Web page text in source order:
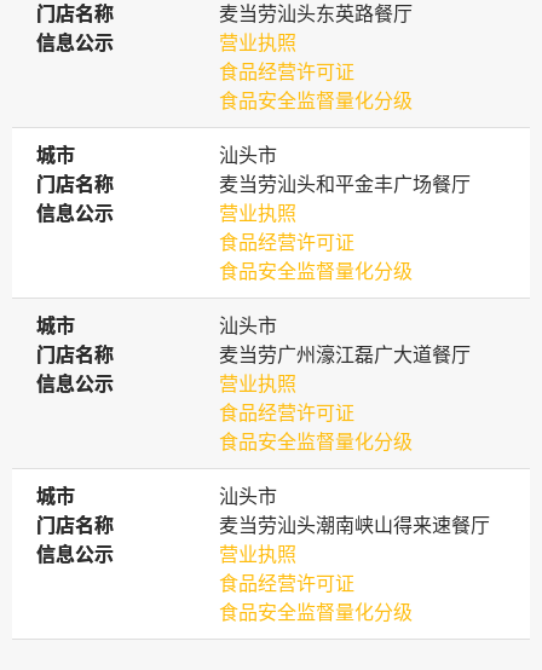
门店名称
门店名称
麦当劳汕头东英路餐厅
信息公示
信息公示
营业执照
食品经营许可证
食品安全监督量化分级
城市
城市
汕头市
门店名称
门店名称
麦当劳汕头和平金丰广场餐厅
信息公示
信息公示
营业执照
食品经营许可证
食品安全监督量化分级
城市
城市
汕头市
门店名称
门店名称
麦当劳广州濠江磊广大道餐厅
信息公示
信息公示
营业执照
食品经营许可证
食品安全监督量化分级
城市
城市
汕头市
门店名称
门店名称
麦当劳汕头潮南峡山得来速餐厅
信息公示
信息公示
营业执照
食品经营许可证
食品安全监督量化分级